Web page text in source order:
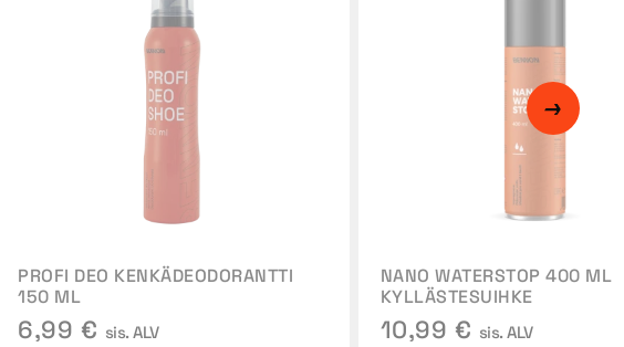
PROFI DEO KENKÄDEODORANTTI
150 ML
6,99 € sis. ALV
NANO WATERSTOP 400 ML
KYLLÄSTESUIHKE
10,99 € sis. ALV